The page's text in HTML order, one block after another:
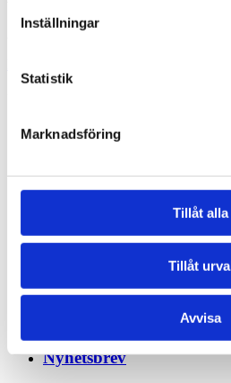
Inställningar
Statistik
Marknadsföring
Tillåt alla
Tillåt
Avvisa
Stockholm
1906 tog oss dit vi är idag.
gränser med oss. Hör av dig!
Nyhetsbrev